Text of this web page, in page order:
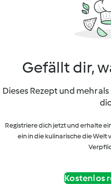
Gefällt dir,
Dieses Rezept und mehr
Registriere dich jetzt und erhalte
ein in die kulinarische die
Kostenlos